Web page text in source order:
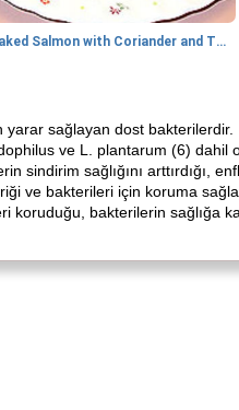
Baked Salmon with Coriander and Thyme
yarar sağlayan dost bakterilerdir.
ve L. plantarum (6) dahil
sindirim sağlığını arttırdığı,
ve bakterileri için koruma
koruduğu, bakterilerin sağlığa